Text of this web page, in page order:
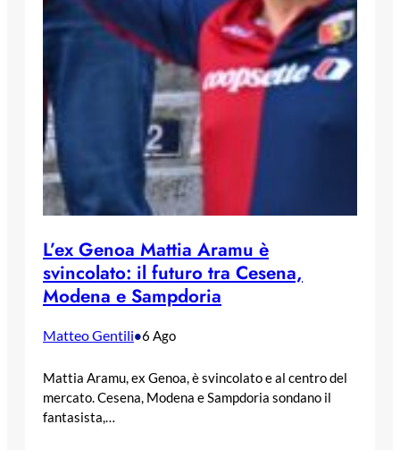
L’ex Genoa Mattia Aramu è
svincolato: il futuro tra Cesena,
Modena e Sampdoria
Matteo Gentili•6 Ago
Mattia Aramu, ex Genoa, è svincolato e al centro del
mercato. Cesena, Modena e Sampdoria sondano il
fantasista,…